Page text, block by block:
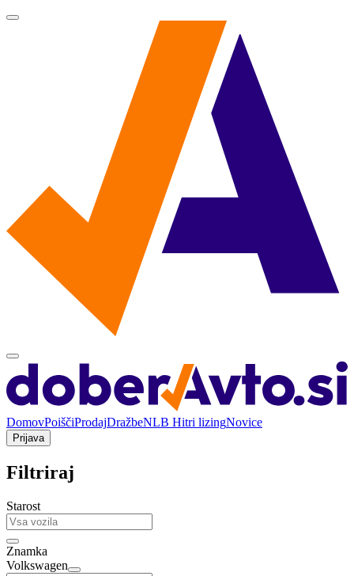
DomovPoiščiProdajDražbeNLB Hitri lizingNovice
Prijava
Filtriraj
Starost
Znamka
Volkswagen